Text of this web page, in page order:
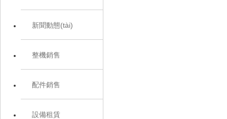
新聞動態(tài)
整機銷售
配件銷售
設備租賃